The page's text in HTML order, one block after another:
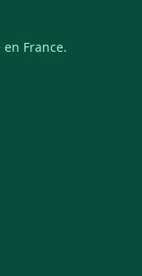
France.